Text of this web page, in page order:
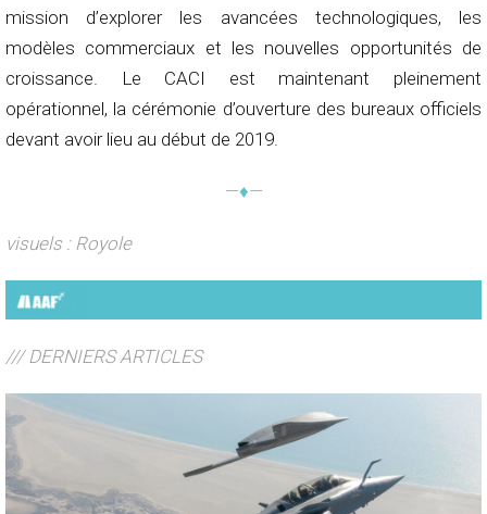
mission d’explorer les avancées technologiques, les
modèles commerciaux et les nouvelles opportunités de
croissance. Le CACI est maintenant pleinement
opérationnel, la cérémonie d’ouverture des bureaux officiels
devant avoir lieu au début de 2019.
—♦—
visuels : Royole
/// DERNIERS ARTICLES